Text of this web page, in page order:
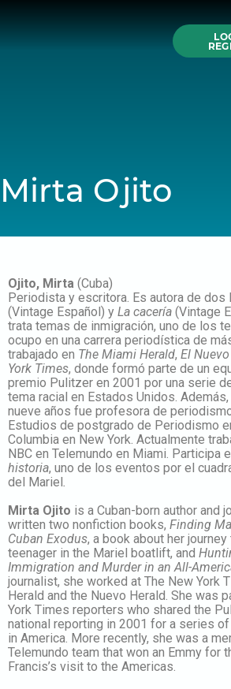
Mirta Ojito
Ojito, Mirta (Cuba)
Periodista y escritora. Es autora de dos
(Vintage Español) y La cacería (Vintage
trata temas de inmigración, uno de los
ocupo en una carrera periodística de
trabajado en The Miami Herald, El
York Times, donde formó parte de un
premio Pulitzer en 2001 por una serie
tema racial en Estados Unidos.
nueve años fue profesora de
Estudios de postgrado de Periodismo
Columbia en New York. Actualmente
NBC en Telemundo en Miami. Participa
historia, uno de los eventos por el
del Mariel
Mirta Ojito is a Cuban-born author and
written two nonfiction books, Finding
Cuban Exodus, a book about her journey
teenager in the Mariel boatlift, and
Immigration and Murder in an All-
journalist, she worked at The New York
Herald and the Nuevo Herald. She was
York Times reporters who shared the
national reporting in 2001 for a series
in America. More recently, she was a
Telemundo team that won an Emmy for
Francis’s visit to the Americas.